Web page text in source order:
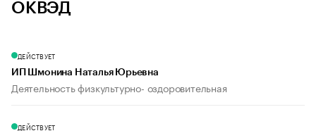
ОКВЭД
ДЕЙСТВУЕТ
ИП Шмонина Наталья Юрьевна
Деятельность физкультурно- оздоровительная
ДЕЙСТВУЕТ